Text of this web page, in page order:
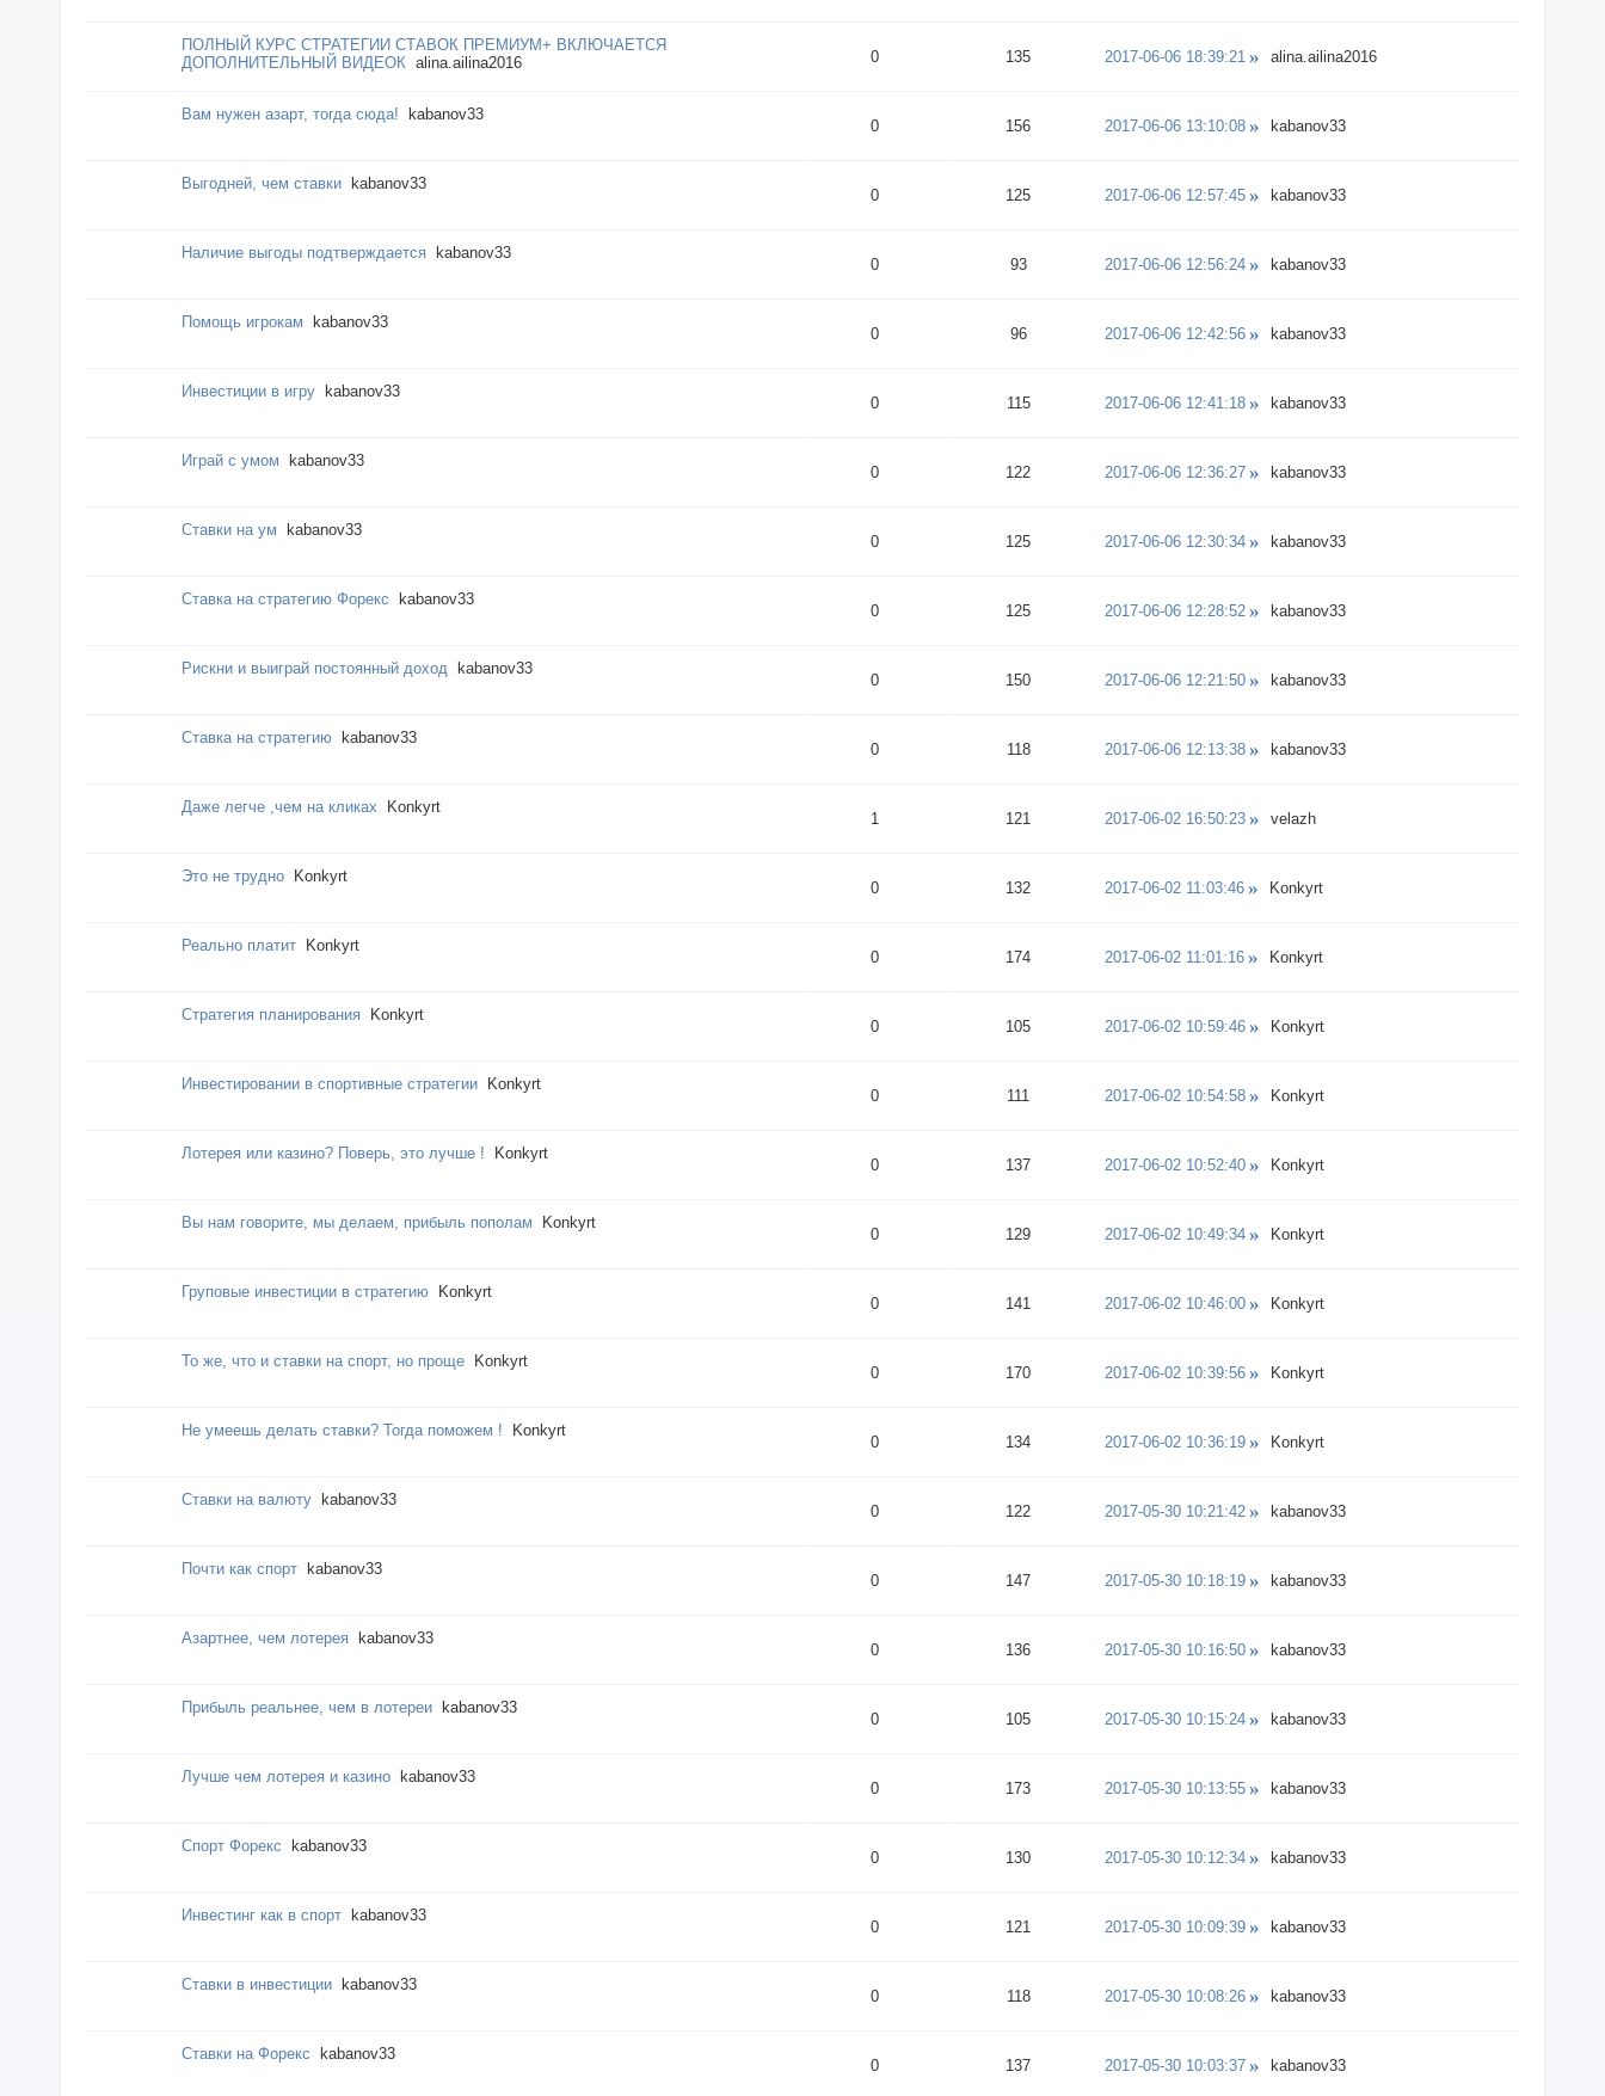
ПОЛНЫЙ КУРС СТРАТЕГИИ СТАВОК ПРЕМИУМ+ ВКЛЮЧАЕТСЯ
ДОПОЛНИТЕЛЬНЫЙ ВИДЕОК alina.ailina2016 0 135 2017-06-06 18:39:21 alina.ailina2016
Вам нужен азарт, тогда сюда! kabanov33
0 156 2017-06-06 13:10:08 kabanov33
Выгодней, чем ставки kabanov33
0 125 2017-06-06 12:57:45 kabanov33
Наличие выгоды подтверждается kabanov33
0 93 2017-06-06 12:56:24 kabanov33
Помощь игрокам kabanov33
0 96 2017-06-06 12:42:56 kabanov33
Инвестиции в игру kabanov33
0 115 2017-06-06 12:41:18 kabanov33
Играй с умом kabanov33
0 122 2017-06-06 12:36:27 kabanov33
Ставки на ум kabanov33
0 125 2017-06-06 12:30:34 kabanov33
Ставка на стратегию Форекс kabanov33
0 125 2017-06-06 12:28:52 kabanov33
Рискни и выиграй постоянный доход kabanov33
0 150 2017-06-06 12:21:50 kabanov33
Ставка на стратегию kabanov33
0 118 2017-06-06 12:13:38 kabanov33
Даже легче ,чем на кликах Konkyrt
1 121 2017-06-02 16:50:23 velazh
Это не трудно Konkyrt
0 132 2017-06-02 11:03:46 Konkyrt
Реально платит Konkyrt
0 174 2017-06-02 11:01:16 Konkyrt
Стратегия планирования Konkyrt
0 105 2017-06-02 10:59:46 Konkyrt
Инвестировании в спортивные стратегии Konkyrt
0 111 2017-06-02 10:54:58 Konkyrt
Лотерея или казино? Поверь, это лучше ! Konkyrt
0 137 2017-06-02 10:52:40 Konkyrt
Вы нам говорите, мы делаем, прибыль пополам Konkyrt
0 129 2017-06-02 10:49:34 Konkyrt
Груповые инвестиции в стратегию Konkyrt
0 141 2017-06-02 10:46:00 Konkyrt
То же, что и ставки на спорт, но проще Konkyrt
0 170 2017-06-02 10:39:56 Konkyrt
Не умеешь делать ставки? Тогда поможем ! Konkyrt
0 134 2017-06-02 10:36:19 Konkyrt
Ставки на валюту kabanov33
0 122 2017-05-30 10:21:42 kabanov33
Почти как спорт kabanov33
0 147 2017-05-30 10:18:19 kabanov33
Азартнее, чем лотерея kabanov33
0 136 2017-05-30 10:16:50 kabanov33
Прибыль реальнее, чем в лотереи kabanov33
0 105 2017-05-30 10:15:24 kabanov33
Лучше чем лотерея и казино kabanov33
0 173 2017-05-30 10:13:55 kabanov33
Спорт Форекс kabanov33
0 130 2017-05-30 10:12:34 kabanov33
Инвестинг как в спорт kabanov33
0 121 2017-05-30 10:09:39 kabanov33
Ставки в инвестиции kabanov33
0 118 2017-05-30 10:08:26 kabanov33
Ставки на Форекс kabanov33
0 137 2017-05-30 10:03:37 kabanov33